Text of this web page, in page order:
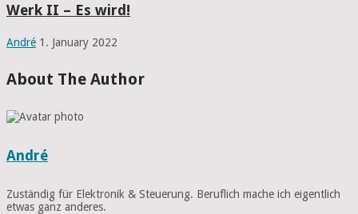
Werk II – Es wird!
André 1. January 2022
About The Author
André
Zuständig für Elektronik & Steuerung. Beruflich mache ich eigentlich
etwas ganz anderes.